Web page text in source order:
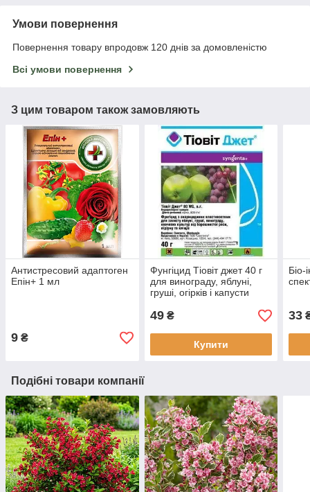
Умови повернення
Повернення товару впродовж 120 днів за домовленістю
Всі умови повернення
З цим товаром також замовляють
Антистресовий адаптоген
Епін+ 1 мл
9 ₴
Фунгіцид Тіовіт джет 40 г
для винограду, яблуні,
груші, огірків і капусти
49₴
Купити
Біо-
33
Подібні товари компанії